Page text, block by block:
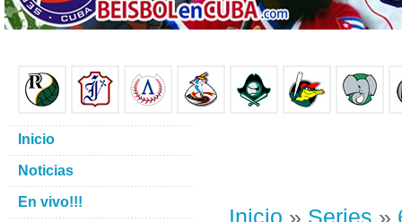
Inicio » Series »
Inicio
Noticias
En vivo!!!